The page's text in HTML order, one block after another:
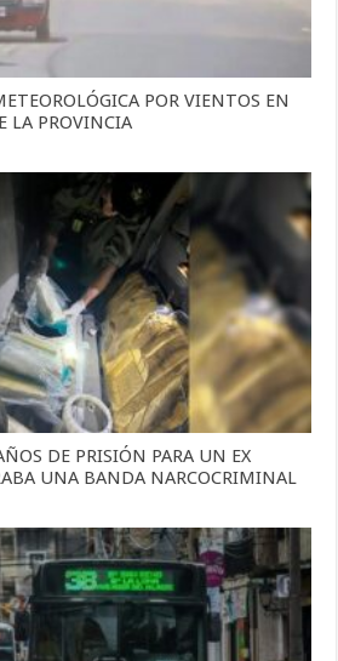
POR VIENTOS EN
LA PROVINCIA
DE PRISIÓN PARA UN EX
UNA BANDA NARCOCRIMINAL